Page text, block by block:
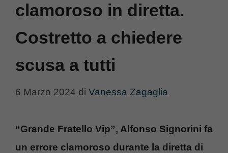
clamoroso in diretta.
Costretto a chiedere
scusa a tutti
6 Marzo 2024 di Vanessa Zagaglia
“Grande Fratello Vip”, Alfonso Signorini fa
un errore clamoroso durante la diretta di